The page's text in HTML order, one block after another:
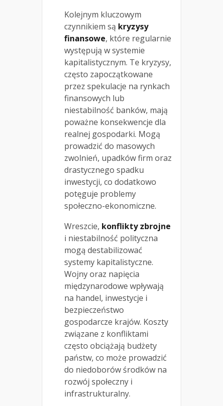
Kolejnym kluczowym
czynnikiem są kryzysy
finansowe, które regularnie
występują w systemie
kapitalistycznym. Te kryzysy,
często zapoczątkowane
przez spekulacje na rynkach
finansowych lub
niestabilność banków, mają
poważne konsekwencje dla
realnej gospodarki. Mogą
prowadzić do masowych
zwolnień, upadków firm oraz
drastycznego spadku
inwestycji, co dodatkowo
potęguje problemy
społeczno-ekonomiczne.
Wreszcie, konflikty zbrojne
i niestabilność polityczna
mogą destabilizować
systemy kapitalistyczne.
Wojny oraz napięcia
międzynarodowe wpływają
na handel, inwestycje i
bezpieczeństwo
gospodarcze krajów. Koszty
związane z konfliktami
często obciążają budżety
państw, co może prowadzić
do niedoborów środków na
rozwój społeczny i
infrastrukturalny.